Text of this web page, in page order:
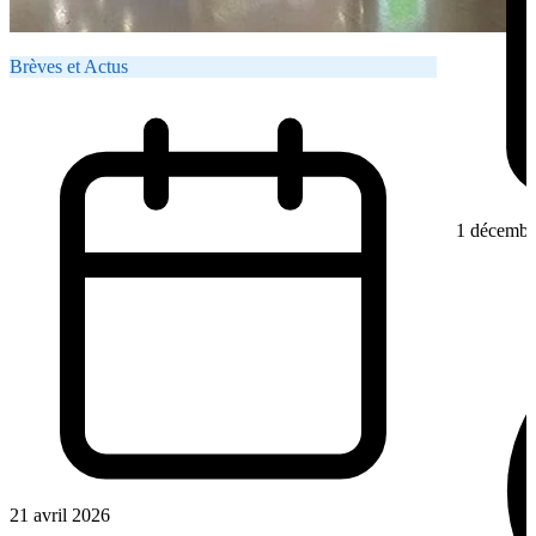
Brèves et Actus
21 avril 2026
1